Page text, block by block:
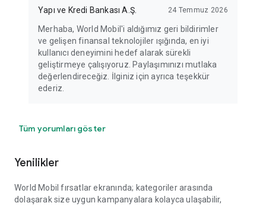
Yapı ve Kredi Bankası A.Ş. 24 Temmuz 2026
Merhaba, World Mobil'i aldığımız geri bildirimler
ve gelişen finansal teknolojiler ışığında, en iyi
kullanıcı deneyimini hedef alarak sürekli
geliştirmeye çalışıyoruz. Paylaşımınızı mutlaka
değerlendireceğiz. İlginiz için ayrıca teşekkür
ederiz.
Tüm yorumları göster
Yenilikler
World Mobil fırsatlar ekranında; kategoriler arasında
dolaşarak size uygun kampanyalara kolayca ulaşabilir,